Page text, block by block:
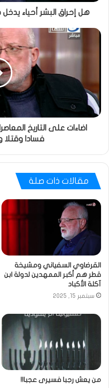
هل إحراق البشر أحياء
اضاءات على التاريخ
فسادا وقتلا
مقالات ذات صلة
القرضاوي السفياني ومشيخة
قطر هم أكبر الممهدين لدولة ابن
آكلة الأكباد
سبتمبر 15, 2025
من يعش رجبا فسيرى عجبا!!